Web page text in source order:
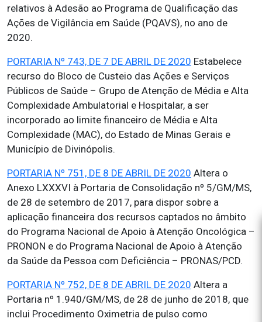
relativos à Adesão ao Programa de Qualificação das
Ações de Vigilância em Saúde (PQAVS), no ano de
2020.
PORTARIA Nº 743, DE 7 DE ABRIL DE 2020 Estabelece
recurso do Bloco de Custeio das Ações e Serviços
Públicos de Saúde – Grupo de Atenção de Média e Alta
Complexidade Ambulatorial e Hospitalar, a ser
incorporado ao limite financeiro de Média e Alta
Complexidade (MAC), do Estado de Minas Gerais e
Município de Divinópolis.
PORTARIA Nº 751, DE 8 DE ABRIL DE 2020 Altera o
Anexo LXXXVI à Portaria de Consolidação nº 5/GM/MS,
de 28 de setembro de 2017, para dispor sobre a
aplicação financeira dos recursos captados no âmbito
do Programa Nacional de Apoio à Atenção Oncológica –
PRONON e do Programa Nacional de Apoio à Atenção
da Saúde da Pessoa com Deficiência – PRONAS/PCD.
PORTARIA Nº 752, DE 8 DE ABRIL DE 2020 Altera a
Portaria nº 1.940/GM/MS, de 28 de junho de 2018, que
inclui Procedimento Oximetria de pulso como